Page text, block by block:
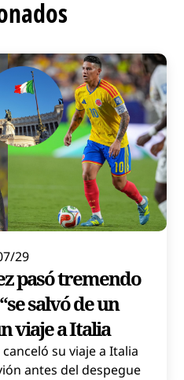
29
pasó tremendo
salvó de un
viaje a Italia
su viaje a Italia
antes del despegue